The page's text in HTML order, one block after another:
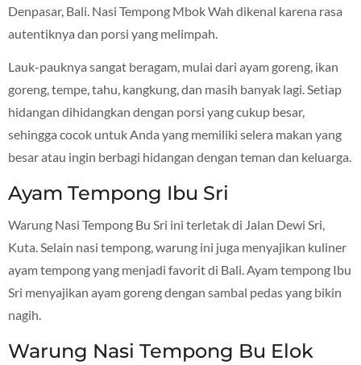
Denpasar, Bali. Nasi Tempong Mbok Wah dikenal karena rasa
autentiknya dan porsi yang melimpah.
Lauk-pauknya sangat beragam, mulai dari ayam goreng, ikan
goreng, tempe, tahu, kangkung, dan masih banyak lagi. Setiap
hidangan dihidangkan dengan porsi yang cukup besar,
sehingga cocok untuk Anda yang memiliki selera makan yang
besar atau ingin berbagi hidangan dengan teman dan keluarga.
Ayam Tempong Ibu Sri
Warung Nasi Tempong Bu Sri ini terletak di Jalan Dewi Sri,
Kuta. Selain nasi tempong, warung ini juga menyajikan kuliner
ayam tempong yang menjadi favorit di Bali. Ayam tempong Ibu
Sri menyajikan ayam goreng dengan sambal pedas yang bikin
nagih.
Warung Nasi Tempong Bu Elok